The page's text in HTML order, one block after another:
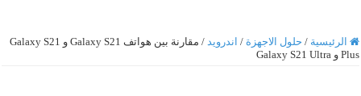
الرئيسية / حلول الاجهزة / اندرويد /
مقارنة بين هواتف Galaxy S21 و Galaxy S21
Plus و Galaxy S21 Ultra